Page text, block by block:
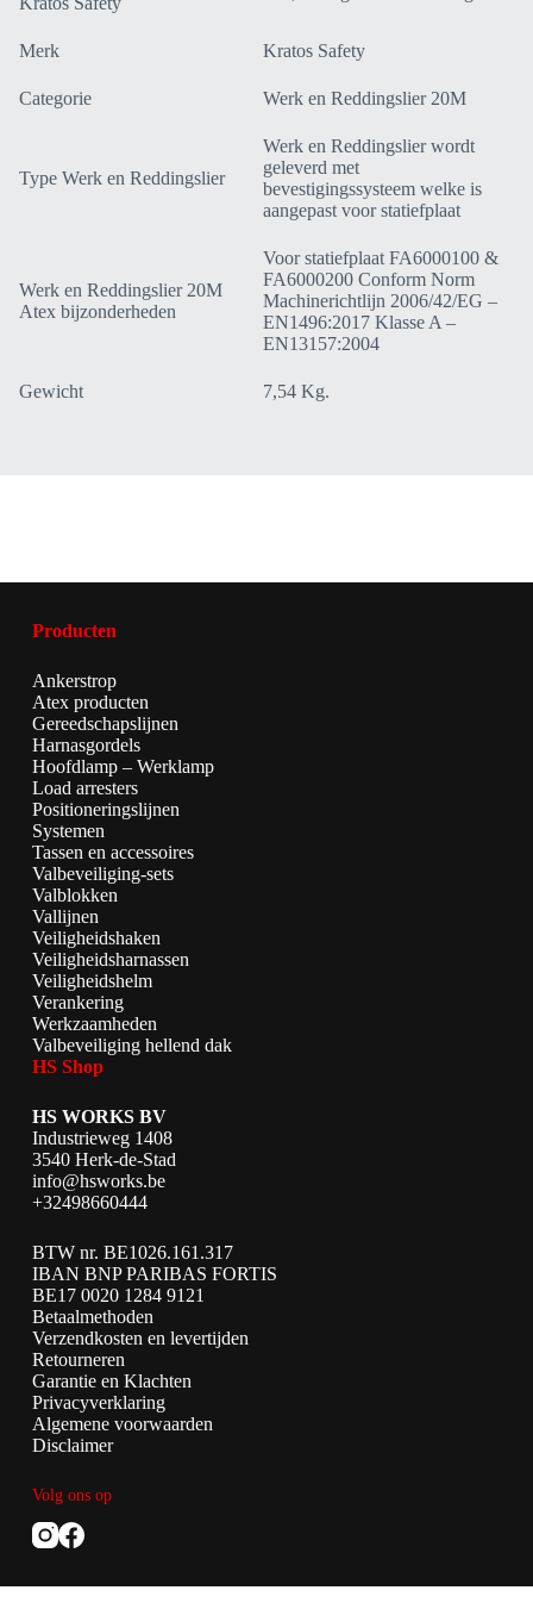
Merk Kratos Safety
Categorie Werk en Reddingslier 20M
Type Werk en Reddingslier
Werk en Reddingslier wordt
geleverd met
bevestigingssysteem welke is
aangepast voor statiefplaat
Werk en Reddingslier 20M
Atex bijzonderheden
Voor statiefplaat FA6000100 &
FA6000200 Conform Norm
Machinerichtlijn 2006/42/EG –
EN1496:2017 Klasse A –
EN13157:2004
Gewicht 7,54 Kg.
Producten
Ankerstrop
Atex producten
Gereedschapslijnen
Harnasgordels
Hoofdlamp – Werklamp
Load arresters
Positioneringslijnen
Systemen
Tassen en accessoires
Valbeveiliging-sets
Valblokken
Vallijnen
Veiligheidshaken
Veiligheidsharnassen
Veiligheidshelm
Verankering
Werkzaamheden
Valbeveiliging hellend dak
HS Shop
HS WORKS BV
Industrieweg 1408
3540 Herk-de-Stad
info@hsworks.be
+32498660444
BTW nr. BE1026.161.317
IBAN BNP PARIBAS FORTIS
BE17 0020 1284 9121
Betaalmethoden
Verzendkosten en levertijden
Retourneren
Garantie en Klachten
Privacyverklaring
Algemene voorwaarden
Disclaimer
Volg ons op